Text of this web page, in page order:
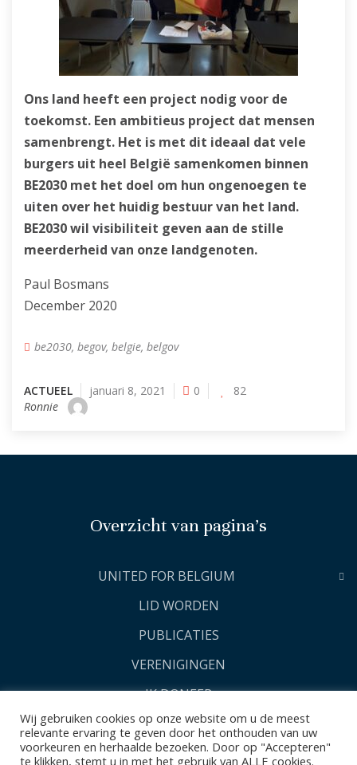
Ons land heeft een project nodig voor de
toekomst. Een ambitieus project dat mensen
samenbrengt. Het is met dit ideaal dat vele
burgers uit heel België samenkomen binnen
BE2030 met het doel om hun ongenoegen te
uiten over het huidig bestuur van het land.
BE2030 wil visibiliteit geven aan de stille
meerderheid van onze landgenoten.
Paul Bosmans
December 2020
be2030, begov, belgie, belgov
ACTUEEL januari 8, 2021 0
82
Ronnie
Overzicht van pagina’s
UNITED FOR BELGIUM
LID WORDEN
PUBLICATIES
VERENIGINGEN
IK DONEER
Wij gebruiken cookies op onze website om u de meest
relevante ervaring te geven door het onthouden van uw
voorkeuren en herhaalde bezoeken. Door op "Accepteren"
te klikken, stemt u in met het gebruik van ALLE cookies.